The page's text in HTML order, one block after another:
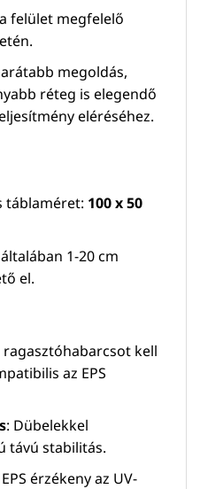
felület megfelelő
megoldás,
réteg is elegendő
eléréséhez.
táblaméret: 100 x 50
1-20 cm
el.
ragasztóhabarcsot kell
az EPS
: Dübelekkel
távú stabilitás.
érzékeny az UV-